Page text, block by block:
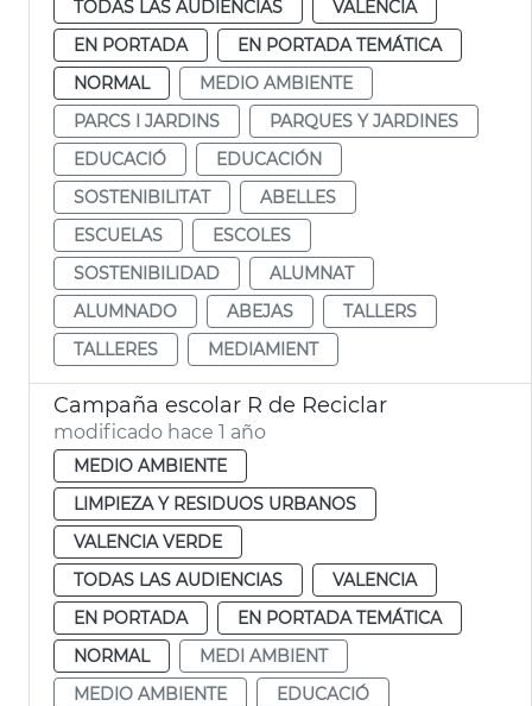
TODAS LAS AUDIENCIAS
VALENCIA
EN PORTADA
EN PORTADA TEMÁTICA
NORMAL
MEDIO AMBIENTE
PARCS I JARDINS
PARQUES Y JARDINES
EDUCACIÓ
EDUCACIÓN
SOSTENIBILITAT
ABELLES
ESCUELAS
ESCOLES
SOSTENIBILIDAD
ALUMNAT
ALUMNADO
ABEJAS
TALLERS
TALLERES
MEDIAMIENT
Campaña escolar R de Reciclar
modificado hace 1 año
MEDIO AMBIENTE
LIMPIEZA Y RESIDUOS URBANOS
VALENCIA VERDE
TODAS LAS AUDIENCIAS
VALENCIA
EN PORTADA
EN PORTADA TEMÁTICA
NORMAL
MEDI AMBIENT
MEDIO AMBIENTE
EDUCACIÓ